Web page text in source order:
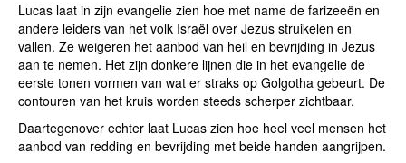
Lucas laat in zijn evangelie zien hoe met name de farizeeën en
andere leiders van het volk Israël over Jezus struikelen en
vallen. Ze weigeren het aanbod van heil en bevrijding in Jezus
aan te nemen. Het zijn donkere lijnen die in het evangelie de
eerste tonen vormen van wat er straks op Golgotha gebeurt. De
contouren van het kruis worden steeds scherper zichtbaar.
Daartegenover echter laat Lucas zien hoe heel veel mensen het
aanbod van redding en bevrijding met beide handen aangrijpen.